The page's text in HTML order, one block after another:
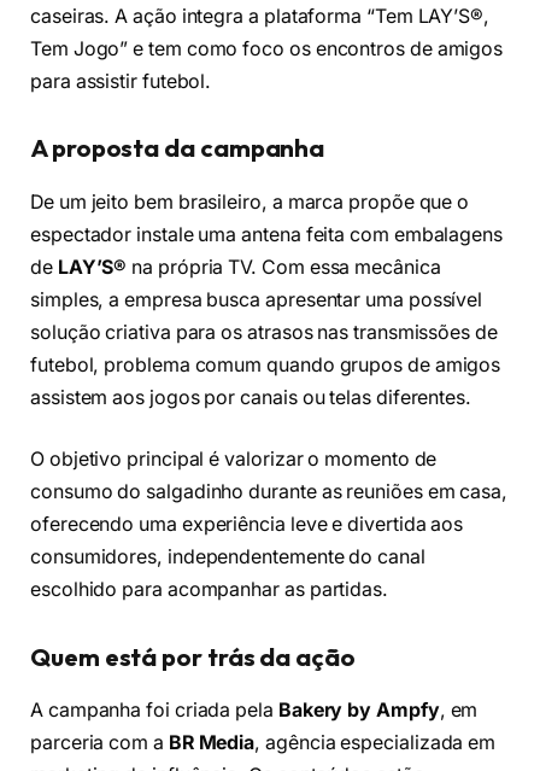
caseiras. A ação integra a plataforma “Tem LAY’S®,
Tem Jogo” e tem como foco os encontros de amigos
para assistir futebol.
A proposta da campanha
De um jeito bem brasileiro, a marca propõe que o
espectador instale uma antena feita com embalagens
de LAY’S® na própria TV. Com essa mecânica
simples, a empresa busca apresentar uma possível
solução criativa para os atrasos nas transmissões de
futebol, problema comum quando grupos de amigos
assistem aos jogos por canais ou telas diferentes.
O objetivo principal é valorizar o momento de
consumo do salgadinho durante as reuniões em casa,
oferecendo uma experiência leve e divertida aos
consumidores, independentemente do canal
escolhido para acompanhar as partidas.
Quem está por trás da ação
A campanha foi criada pela Bakery by Ampfy, em
parceria com a BR Media, agência especializada em